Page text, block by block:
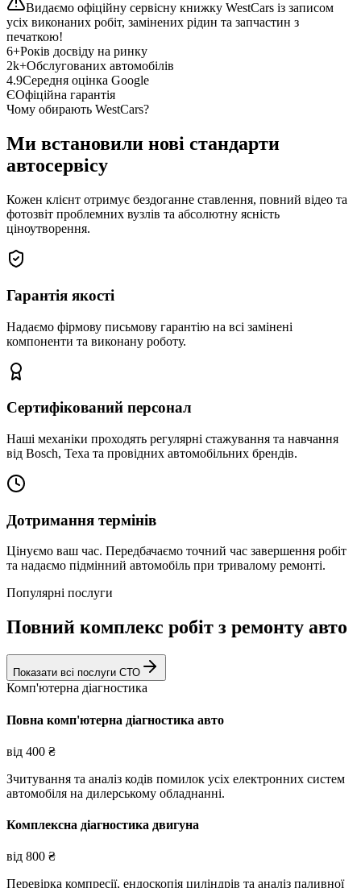
Видаємо офіційну сервісну книжку WestCars із записом
усіх виконаних робіт, замінених рідин та запчастин з
печаткою!
6+Років досвіду на ринку
2k+Обслугованих автомобілів
4.9Середня оцінка Google
ЄОфіційна гарантія
Чому обирають WestCars?
Ми встановили нові стандарти
автосервісу
Кожен клієнт отримує бездоганне ставлення, повний відео та
фотозвіт проблемних вузлів та абсолютну ясність
ціноутворення.
Гарантія якості
Надаємо фірмову письмову гарантію на всі замінені
компоненти та виконану роботу.
Сертифікований персонал
Наші механіки проходять регулярні стажування та навчання
від Bosch, Texa та провідних автомобільних брендів.
Дотримання термінів
Цінуємо ваш час. Передбачаємо точний час завершення робіт
та надаємо підмінний автомобіль при тривалому ремонті.
Популярні послуги
Повний комплекс робіт з ремонту авто
Показати всі послуги СТО
Комп'ютерна діагностика
Повна комп'ютерна діагностика авто
від 400 ₴
Зчитування та аналіз кодів помилок усіх електронних систем
автомобіля на дилерському обладнанні.
Комплексна діагностика двигуна
від 800 ₴
Перевірка компресії, ендоскопія циліндрів та аналіз паливної